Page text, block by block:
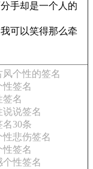
手却是一个人的
可以笑得那么牵
风个性的签名
性签名
签名
说说签名
30条
性悲伤签名
性签名
个性签名